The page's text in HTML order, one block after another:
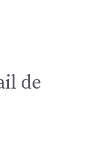
de